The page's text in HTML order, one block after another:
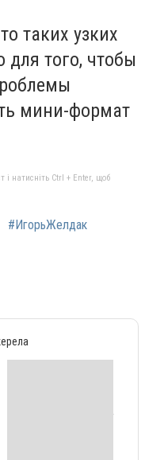
таких узких
для того, чтобы
мини-формат
і натисніть Ctrl + Enter, щоб
#ИгорьЖелдак